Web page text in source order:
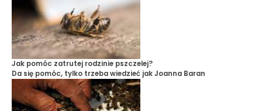
Jak pomóc zatrutej rodzinie pszczelej?
Da się pomóc, tylko trzeba wiedzieć jakJoanna Baran